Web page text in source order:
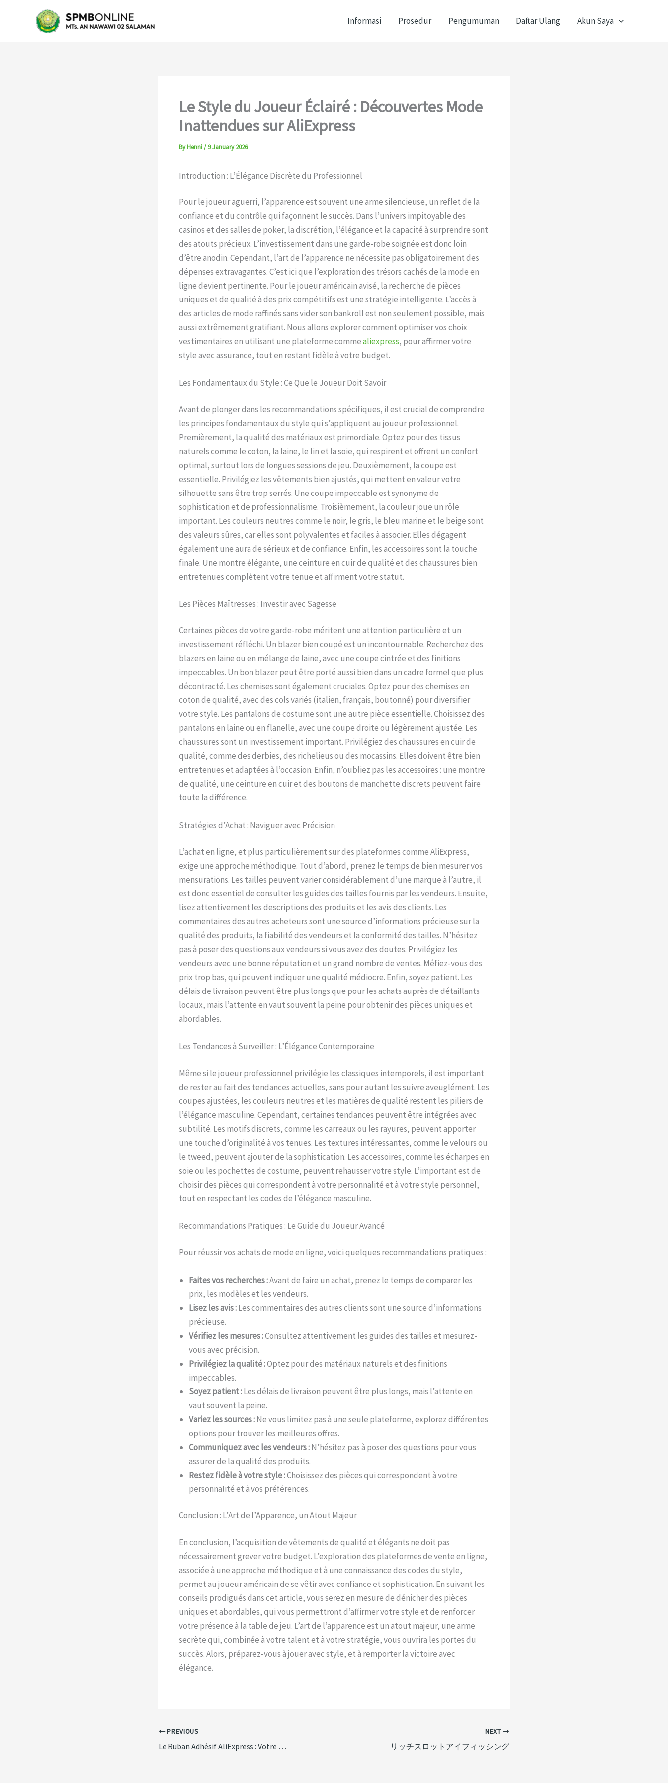
Informasi Prosedur Pengumuman Daftar Ulang Akun Saya
Le Style du Joueur Éclairé : Découvertes Mode
Inattendues sur AliExpress
ByHenni/ 9 January 2026
Introduction : L’Élégance Discrète du Professionnel
Pour le joueur aguerri, l’apparence est souvent une arme silencieuse, un reflet de la
confiance et du contrôle qui façonnent le succès. Dans l’univers impitoyable des
casinos et des salles de poker, la discrétion, l’élégance et la capacité à surprendre sont
des atouts précieux. L’investissement dans une garde-robe soignée est donc loin
d’être anodin. Cependant, l’art de l’apparence ne nécessite pas obligatoirement des
dépenses extravagantes. C’est ici que l’exploration des trésors cachés de la mode en
ligne devient pertinente. Pour le joueur américain avisé, la recherche de pièces
uniques et de qualité à des prix compétitifs est une stratégie intelligente. L’accès à
des articles de mode raffinés sans vider son bankroll est non seulement possible, mais
aussi extrêmement gratifiant. Nous allons explorer comment optimiser vos choix
vestimentaires en utilisant une plateforme commealiexpress, pour affirmer votre
style avec assurance, tout en restant fidèle à votre budget.
Les Fondamentaux du Style : Ce Que le Joueur Doit Savoir
Avant de plonger dans les recommandations spécifiques, il est crucial de comprendre
les principes fondamentaux du style qui s’appliquent au joueur professionnel.
Premièrement, la qualité des matériaux est primordiale. Optez pour des tissus
naturels comme le coton, la laine, le lin et la soie, qui respirent et offrent un confort
optimal, surtout lors de longues sessions de jeu. Deuxièmement, la coupe est
essentielle. Privilégiez les vêtements bien ajustés, qui mettent en valeur votre
silhouette sans être trop serrés. Une coupe impeccable est synonyme de
sophistication et de professionnalisme. Troisièmement, la couleur joue un rôle
important. Les couleurs neutres comme le noir, le gris, le bleu marine et le beige sont
des valeurs sûres, car elles sont polyvalentes et faciles à associer. Elles dégagent
également une aura de sérieux et de confiance. Enfin, les accessoires sont la touche
finale. Une montre élégante, une ceinture en cuir de qualité et des chaussures bien
entretenues complètent votre tenue et affirment votre statut.
Les Pièces Maîtresses : Investir avec Sagesse
Certaines pièces de votre garde-robe méritent une attention particulière et un
investissement réfléchi. Un blazer bien coupé est un incontournable. Recherchez des
blazers en laine ou en mélange de laine, avec une coupe cintrée et des finitions
impeccables. Un bon blazer peut être porté aussi bien dans un cadre formel que plus
décontracté. Les chemises sont également cruciales. Optez pour des chemises en
coton de qualité, avec des cols variés (italien, français, boutonné) pour diversifier
votre style. Les pantalons de costume sont une autre pièce essentielle. Choisissez des
pantalons en laine ou en flanelle, avec une coupe droite ou légèrement ajustée. Les
chaussures sont un investissement important. Privilégiez des chaussures en cuir de
qualité, comme des derbies, des richelieus ou des mocassins. Elles doivent être bien
entretenues et adaptées à l’occasion. Enfin, n’oubliez pas les accessoires : une montre
de qualité, une ceinture en cuir et des boutons de manchette discrets peuvent faire
toute la différence.
Stratégies d’Achat : Naviguer avec Précision
L’achat en ligne, et plus particulièrement sur des plateformes comme AliExpress,
exige une approche méthodique. Tout d’abord, prenez le temps de bien mesurer vos
mensurations. Les tailles peuvent varier considérablement d’une marque à l’autre, il
est donc essentiel de consulter les guides des tailles fournis par les vendeurs. Ensuite,
lisez attentivement les descriptions des produits et les avis des clients. Les
commentaires des autres acheteurs sont une source d’informations précieuse sur la
qualité des produits, la fiabilité des vendeurs et la conformité des tailles. N’hésitez
pas à poser des questions aux vendeurs si vous avez des doutes. Privilégiez les
vendeurs avec une bonne réputation et un grand nombre de ventes. Méfiez-vous des
prix trop bas, qui peuvent indiquer une qualité médiocre. Enfin, soyez patient. Les
délais de livraison peuvent être plus longs que pour les achats auprès de détaillants
locaux, mais l’attente en vaut souvent la peine pour obtenir des pièces uniques et
abordables.
Les Tendances à Surveiller : L’Élégance Contemporaine
Même si le joueur professionnel privilégie les classiques intemporels, il est important
de rester au fait des tendances actuelles, sans pour autant les suivre aveuglément. Les
coupes ajustées, les couleurs neutres et les matières de qualité restent les piliers de
l’élégance masculine. Cependant, certaines tendances peuvent être intégrées avec
subtilité. Les motifs discrets, comme les carreaux ou les rayures, peuvent apporter
une touche d’originalité à vos tenues. Les textures intéressantes, comme le velours ou
le tweed, peuvent ajouter de la sophistication. Les accessoires, comme les écharpes en
soie ou les pochettes de costume, peuvent rehausser votre style. L’important est de
choisir des pièces qui correspondent à votre personnalité et à votre style personnel,
tout en respectant les codes de l’élégance masculine.
Recommandations Pratiques : Le Guide du Joueur Avancé
Pour réussir vos achats de mode en ligne, voici quelques recommandations pratiques :
Faites vos recherches :Avant de faire un achat, prenez le temps de comparer les
prix, les modèles et les vendeurs.
Lisez les avis :Les commentaires des autres clients sont une source d’informations
précieuse.
Vérifiez les mesures :Consultez attentivement les guides des tailles et mesurez-
vous avec précision.
Privilégiez la qualité :Optez pour des matériaux naturels et des finitions
impeccables.
Soyez patient :Les délais de livraison peuvent être plus longs, mais l’attente en
vaut souvent la peine.
Variez les sources :Ne vous limitez pas à une seule plateforme, explorez différentes
options pour trouver les meilleures offres.
Communiquez avec les vendeurs :N’hésitez pas à poser des questions pour vous
assurer de la qualité des produits.
Restez fidèle à votre style :Choisissez des pièces qui correspondent à votre
personnalité et à vos préférences.
Conclusion : L’Art de l’Apparence, un Atout Majeur
En conclusion, l’acquisition de vêtements de qualité et élégants ne doit pas
nécessairement grever votre budget. L’exploration des plateformes de vente en ligne,
associée à une approche méthodique et à une connaissance des codes du style,
permet au joueur américain de se vêtir avec confiance et sophistication. En suivant les
conseils prodigués dans cet article, vous serez en mesure de dénicher des pièces
uniques et abordables, qui vous permettront d’affirmer votre style et de renforcer
votre présence à la table de jeu. L’art de l’apparence est un atout majeur, une arme
secrète qui, combinée à votre talent et à votre stratégie, vous ouvrira les portes du
succès. Alors, préparez-vous à jouer avec style, et à remporter la victoire avec
élégance.
PREVIOUS
Le Ruban Adhésif AliExpress : Votre Allié Secret pour des Gains Sécurisés (et des Retraits Sans Souci)
NEXT
リッチスロットアイフィッシング